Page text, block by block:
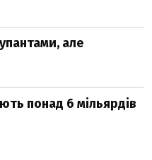
але
понад 6 мільярдів